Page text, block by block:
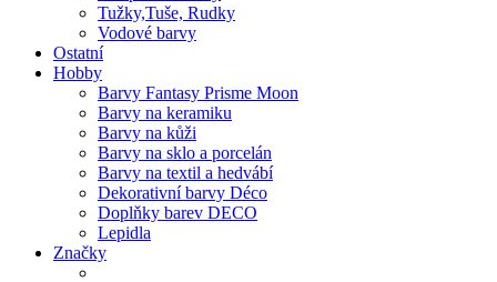
Tužky,Tuše, Rudky
Vodové barvy
Ostatní
Hobby
Barvy Fantasy Prisme Moon
Barvy na keramiku
Barvy na kůži
Barvy na sklo a porcelán
Barvy na textil a hedvábí
Dekorativní barvy Déco
Doplňky barev DECO
Lepidla
Značky